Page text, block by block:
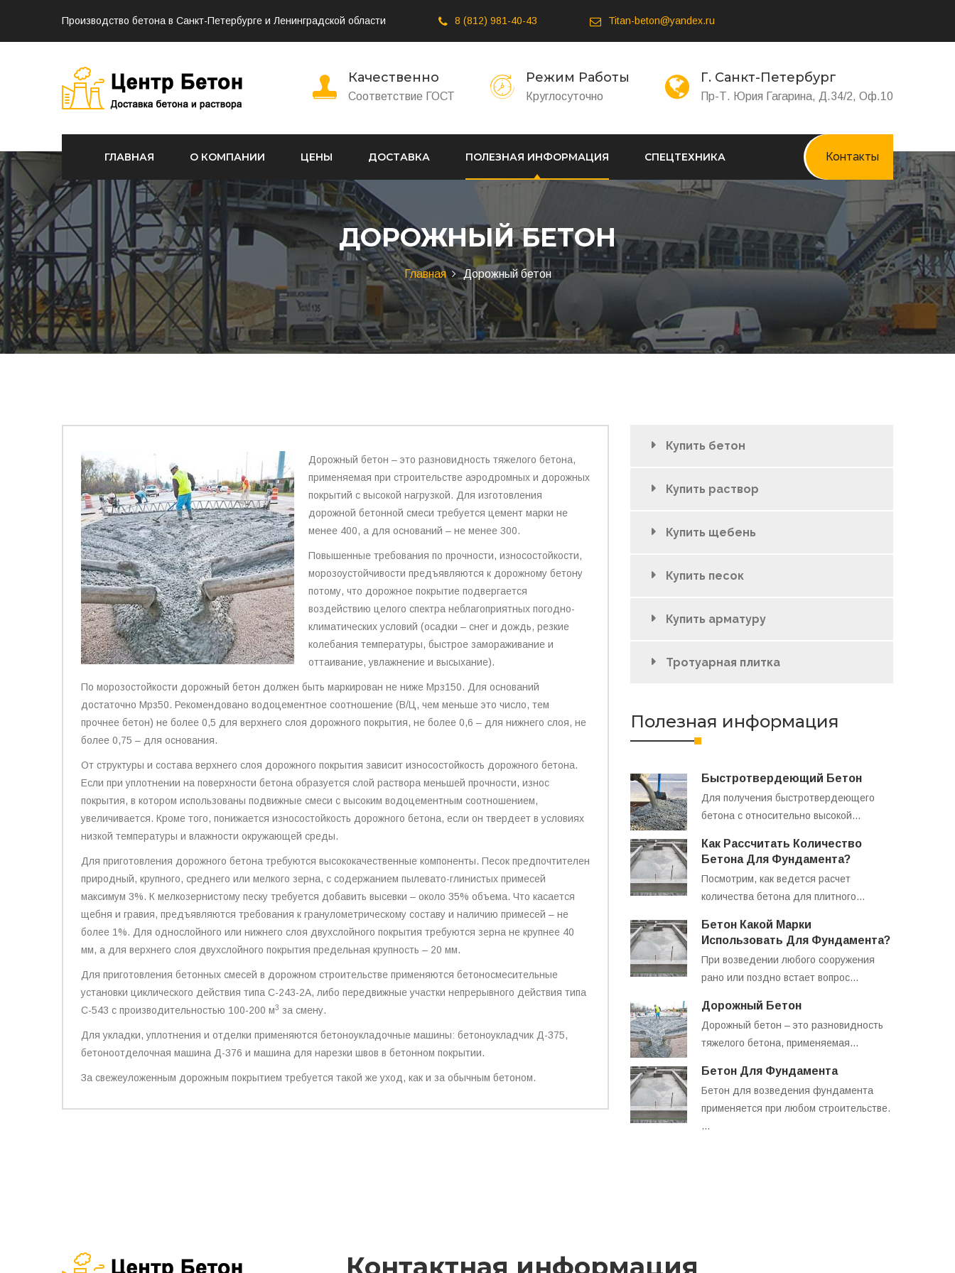
Производство бетона в Санкт-Петербурге и Ленинградской области 8 (812) 981-40-43 Titan-beton@yandex.ru
Качественно
Соответствие ГОСТ
Режим Работы
Круглосуточно
Г. Санкт-Петербург
Пр-Т. Юрия Гагарина, Д.34/2, Оф.10
ГЛАВНАЯ О КОМПАНИИ ЦЕНЫ ДОСТАВКА ПОЛЕЗНАЯ ИНФОРМАЦИЯ СПЕЦТЕХНИКА Контакты
ДОРОЖНЫЙ БЕТОН
Главная Дорожный бетон
Дорожный бетон – это разновидность тяжелого бетона,
применяемая при строительстве аэродромных и дорожных
покрытий с высокой нагрузкой. Для изготовления
дорожной бетонной смеси требуется цемент марки не
менее 400, а для оснований – не менее 300.
Повышенные требования по прочности, износостойкости,
морозоустойчивости предъявляются к дорожному бетону
потому, что дорожное покрытие подвергается
воздействию целого спектра неблагоприятных погодно-
климатических условий (осадки – снег и дождь, резкие
колебания температуры, быстрое замораживание и
оттаивание, увлажнение и высыхание).
По морозостойкости дорожный бетон должен быть маркирован не ниже Мрз150. Для оснований
достаточно Мрз50. Рекомендовано водоцементное соотношение (В/Ц, чем меньше это число, тем
прочнее бетон) не более 0,5 для верхнего слоя дорожного покрытия, не более 0,6 – для нижнего слоя, не
более 0,75 – для основания.
От структуры и состава верхнего слоя дорожного покрытия зависит износостойкость дорожного бетона.
Если при уплотнении на поверхности бетона образуется слой раствора меньшей прочности, износ
покрытия, в котором использованы подвижные смеси с высоким водоцементным соотношением,
увеличивается. Кроме того, понижается износостойкость дорожного бетона, если он твердеет в условиях
низкой температуры и влажности окружающей среды.
Для приготовления дорожного бетона требуются высококачественные компоненты. Песок предпочтителен
природный, крупного, среднего или мелкого зерна, с содержанием пылевато-глинистых примесей
максимум 3%. К мелкозернистому песку требуется добавить высевки – около 35% объема. Что касается
щебня и гравия, предъявляются требования к гранулометрическому составу и наличию примесей – не
более 1%. Для однослойного или нижнего слоя двухслойного покрытия требуются зерна не крупнее 40
мм, а для верхнего слоя двухслойного покрытия предельная крупность – 20 мм.
Для приготовления бетонных смесей в дорожном строительстве применяются бетоносмесительные
установки циклического действия типа С-243-2А, либо передвижные участки непрерывного действия типа
С-543 с производительностью 100-200 м3 за смену.
Для укладки, уплотнения и отделки применяются бетоноукладочные машины: бетоноукладчик Д-375,
бетоноотделочная машина Д-376 и машина для нарезки швов в бетонном покрытии.
За свежеуложенным дорожным покрытием требуется такой же уход, как и за обычным бетоном.
Купить бетон
Купить раствор
Купить щебень
Купить песок
Купить арматуру
Тротуарная плитка
Полезная информация
Быстротвердеющий Бетон
Для получения быстротвердеющего
бетона с относительно высокой…
Как Рассчитать Количество
Бетона Для Фундамента?
Посмотрим, как ведется расчет
количества бетона для плитного…
Бетон Какой Марки
Использовать Для Фундамента?
При возведении любого сооружения
рано или поздно встает вопрос…
Дорожный Бетон
Дорожный бетон – это разновидность
тяжелого бетона, применяемая…
Бетон Для Фундамента
Бетон для возведения фундамента
применяется при любом строительстве.
…
Контактная информация